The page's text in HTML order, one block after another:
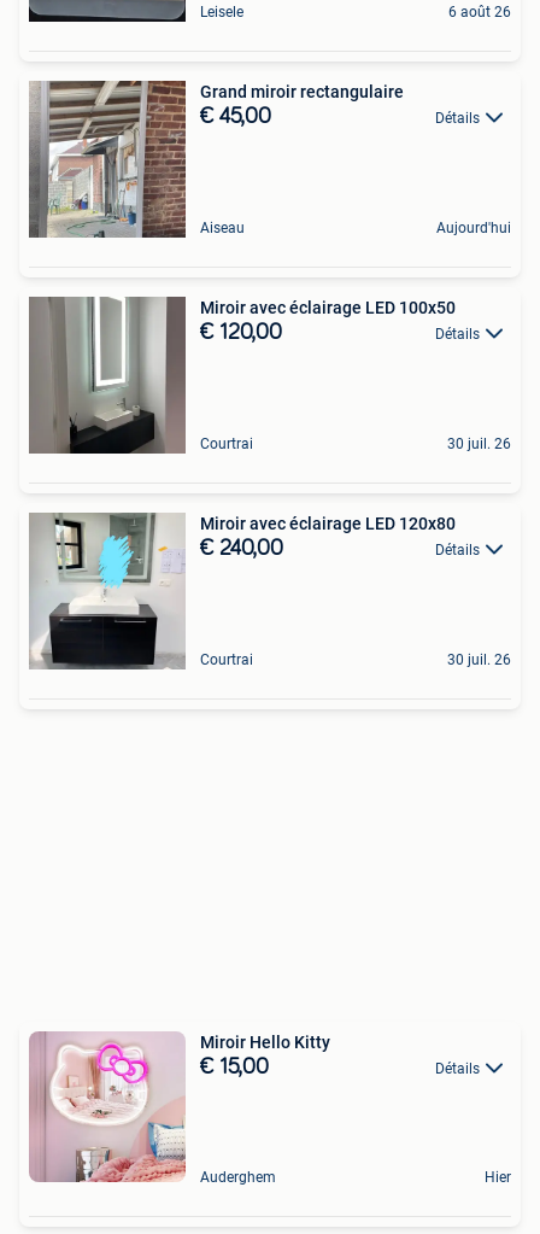
Leisele 6 août 26
Grand miroir rectangulaire
€ 45,00 Détails
Aiseau Aujourd'hui
Miroir avec éclairage LED 100x50
€ 120,00 Détails
Courtrai 30 juil. 26
Miroir avec éclairage LED 120x80
€ 240,00 Détails
Courtrai 30 juil. 26
Miroir Hello Kitty
€ 15,00 Détails
Auderghem Hier